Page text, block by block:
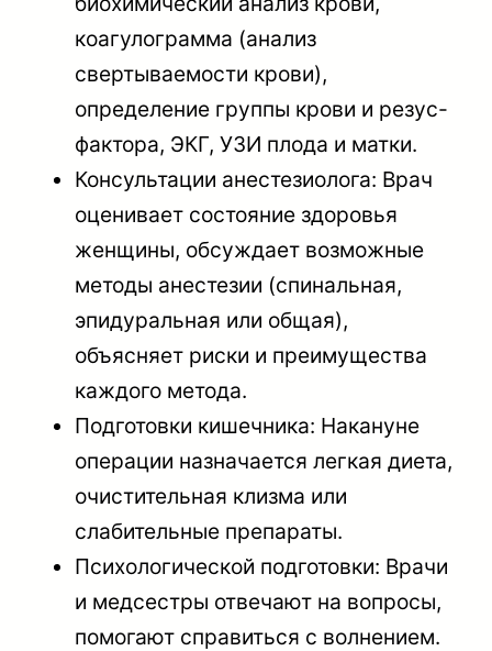
коагулограмма (анализ
свертываемости крови),
определение группы крови и резус-
фактора, ЭКГ, УЗИ плода и матки.
Консультации анестезиолога: Врач
оценивает состояние здоровья
женщины, обсуждает возможные
методы анестезии (спинальная,
эпидуральная или общая),
объясняет риски и преимущества
каждого метода.
Подготовки кишечника: Накануне
операции назначается легкая диета,
очистительная клизма или
слабительные препараты.
Психологической подготовки: Врачи
и медсестры отвечают на вопросы,
помогают справиться с волнением.